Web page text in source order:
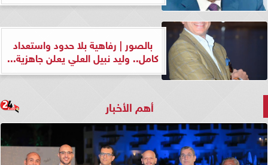
بالصور | رفاهية بلا حدود واستعداد
كامل.. وليد نبيل العلي يعلن جاهزية...
أهم الأخبار